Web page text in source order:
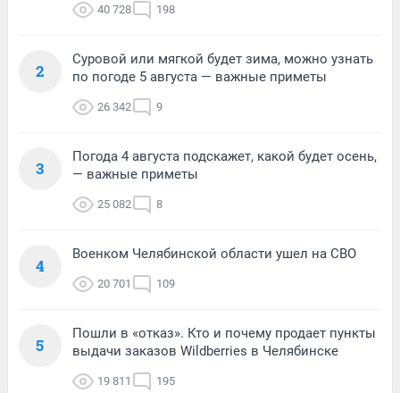
40 728 198
2
Суровой или мягкой будет зима, можно узнать
по погоде 5 августа — важные приметы
26 342 9
3
Погода 4 августа подскажет, какой будет осень,
— важные приметы
25 082 8
4
Военком Челябинской области ушел на СВО
20 701 109
5
Пошли в «отказ». Кто и почему продает пункты
выдачи заказов Wildberries в Челябинске
19 811 195